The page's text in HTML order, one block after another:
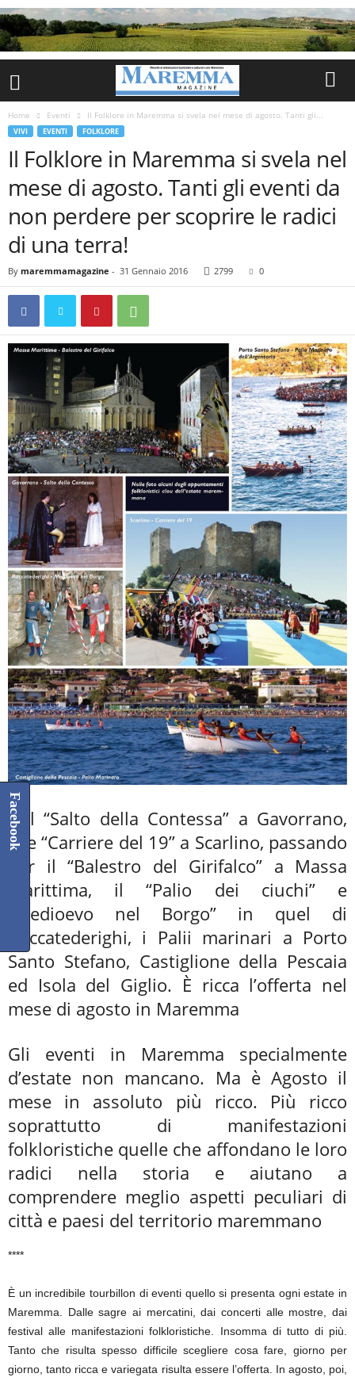
Home Eventi Il Folklore in Maremma si svela nel mese di agosto. Tanti gli...
VIVI EVENTI FOLKLORE
Il Folklore in Maremma si svela nel
mese di agosto. Tanti gli eventi da
non perdere per scoprire le radici
di una terra!
By maremmamagazine - 31 Gennaio 2016 2799 0
Dal “Salto della Contessa” a Gavorrano,
alle “Carriere del 19” a Scarlino, passando
per il “Balestro del Girifalco” a Massa
Marittima, il “Palio dei ciuchi” e
“Medioevo nel Borgo” in quel di
Roccatederighi, i Palii marinari a Porto
Santo Stefano, Castiglione della Pescaia
ed Isola del Giglio. È ricca l’offerta nel
mese di agosto in Maremma
Gli eventi in Maremma specialmente
d’estate non mancano. Ma è Agosto il
mese in assoluto più ricco. Più ricco
soprattutto di manifestazioni
folkloristiche quelle che affondano le loro
radici nella storia e aiutano a
comprendere meglio aspetti peculiari di
città e paesi del territorio maremmano
****
È un incredibile tourbillon di eventi quello si presenta ogni estate in
Maremma. Dalle sagre ai mercatini, dai concerti alle mostre, dai
festival alle manifestazioni folkloristiche. Insomma di tutto di più.
Tanto che risulta spesso difficile scegliere cosa fare, giorno per
giorno, tanto ricca e variegata risulta essere l’offerta. In agosto, poi,
Facebook